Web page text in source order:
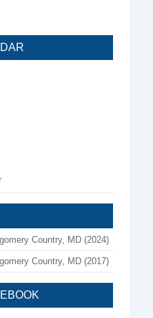
Country, MD (2024)
Country, MD (2017)